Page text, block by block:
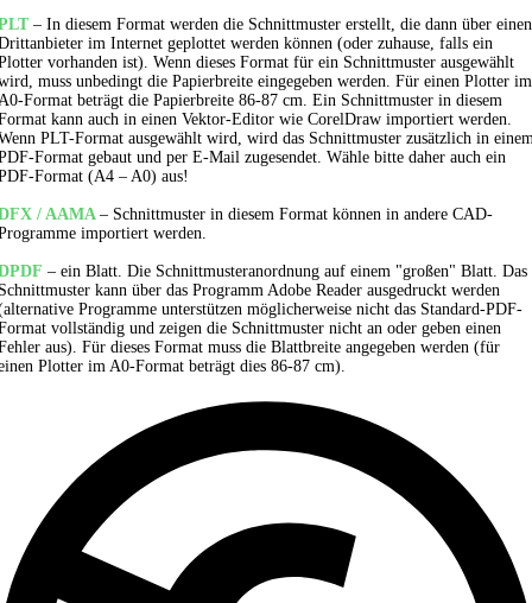
– In diesem Format werden die Schnittmuster erstellt, die dann über einen
im Internet geplottet werden können (oder zuhause, falls ein
vorhanden ist). Wenn dieses Format für ein Schnittmuster ausgewählt
muss unbedingt die Papierbreite eingegeben werden. Für einen Plotter im
Format beträgt die Papierbreite 86-87 cm. Ein Schnittmuster in diesem
kann auch in einen Vektor-Editor wie CorelDraw importiert werden.
PLT-Format ausgewählt wird, wird das Schnittmuster zusätzlich in
Format gebaut und per E-Mail zugesendet. Wähle bitte daher auch ein
Format (A4 – A0) aus!
/ AAMA – Schnittmuster in diesem Format können in andere CAD-
importiert werden.
– ein Blatt. Die Schnittmusteranordnung auf einem "großen" Blatt. Das
kann über das Programm Adobe Reader ausgedruckt werden
Programme unterstützen möglicherweise nicht das Standard-PDF-
vollständig und zeigen die Schnittmuster nicht an oder geben einen
aus). Für dieses Format muss die Blattbreite angegeben werden (für
Plotter im A0-Format beträgt dies 86-87 cm).